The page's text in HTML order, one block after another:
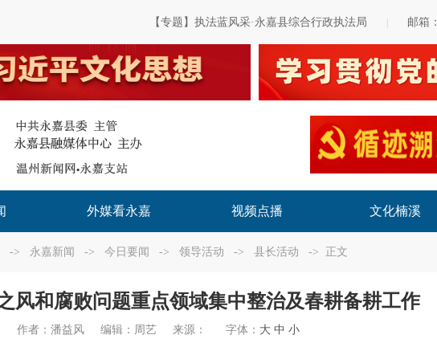
【专题】执法蓝风采·永嘉县综合行政执法局 邮箱：
外媒看永嘉 视频点播 文化楠溪
-> 永嘉新闻 -> 今日要闻 -> 领导活动 -> 县长活动 -> 正文
风和腐败问题重点领域集中整治及春耕备耕工作
作者：潘益风 编辑： 周艺 来源： 字体： 大 中 小